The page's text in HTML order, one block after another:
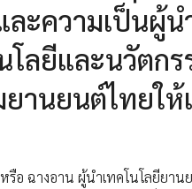
ละความเป็นผู้
โลยีและนวัตก
านยนต์ไทยให้
หรือ ฉางอาน ผู้นำเทคโนโลยีย